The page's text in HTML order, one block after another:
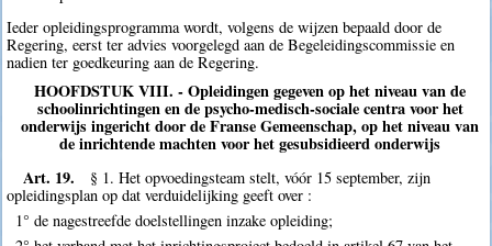
Ieder opleidingsprogramma wordt, volgens de wijzen bepaald door de
Regering, eerst ter advies voorgelegd aan de Begeleidingscommissie en
nadien ter goedkeuring aan de Regering.
HOOFDSTUK VIII. - Opleidingen gegeven op het niveau van de
schoolinrichtingen en de psycho-medisch-sociale centra voor het
onderwijs ingericht door de Franse Gemeenschap, op het niveau van
de inrichtende machten voor het gesubsidieerd onderwijs
Art. 19.
§ 1. Het opvoedingsteam stelt, vóór 15 september, zijn
opleidingsplan op dat verduidelijking geeft over :
1° de nagestreefde doelstellingen inzake opleiding;